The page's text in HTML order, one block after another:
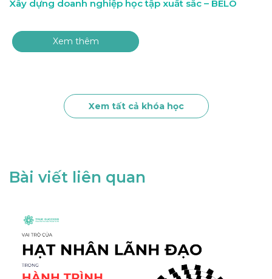
Xây dựng doanh nghiệp học tập xuất sắc – BELO
Xem thêm
Xem tất cả khóa học
Bài viết liên quan